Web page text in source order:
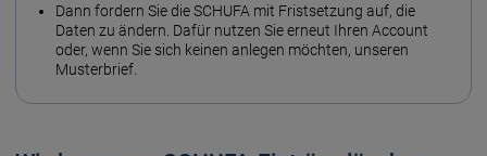
Dann fordern Sie die SCHUFA mit Fristsetzung auf, die
Daten zu ändern. Dafür nutzen Sie erneut Ihren Account
oder, wenn Sie sich keinen anlegen möchten, unseren
Musterbrief.